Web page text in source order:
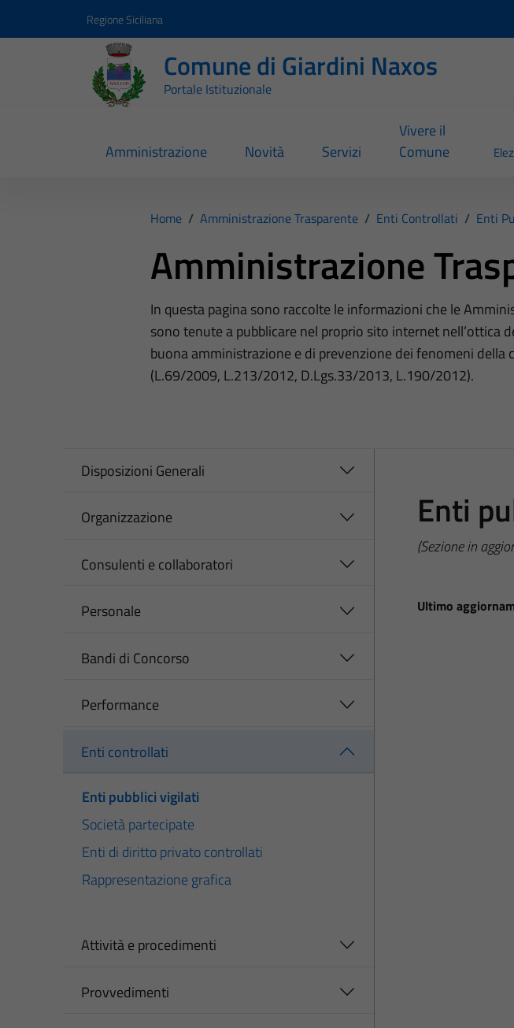
Regione Siciliana
Comune di Giardini Naxos
Portale Istituzionale
Amministrazione Novità Servizi
Vivere il
Comune
Home / Amministrazione Trasparente / Enti Controllati / Enti
Amministrazione
In questa pagina sono raccolte le informazioni che le
sono tenute a pubblicare nel proprio sito internet nell’ottica
buona amministrazione e di prevenzione dei fenomeni della
(L.69/2009, L.213/2012, D.Lgs.33/2013, L.190/2012).
Disposizioni Generali
Organizzazione
Consulenti e collaboratori
Personale
Bandi di Concorso
Performance
Enti controllati
Enti pubblici vigilati
Società partecipate
Enti di diritto privato controllati
Rappresentazione grafica
Attività e procedimenti
Provvedimenti
Enti
(Sezione in
Ultimo